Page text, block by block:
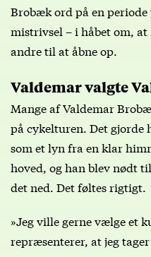
Brobæk ord på en
mistrivsel – i håbet om,
andre til at åbne op.
Valdemar valgte
Mange af Valdemar
på cykelturen. Det gjorde
som et lyn fra en klar
hoved, og han blev nødt
det ned. Det føltes rigtigt.
»Jeg ville gerne vælge et
repræsenterer, at jeg